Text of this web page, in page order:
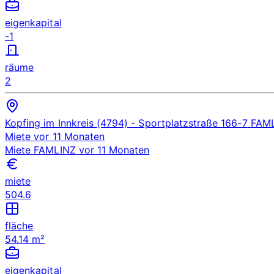
eigenkapital
-1
räume
2
Kopfing im Innkreis (4794) - Sportplatzstraße 166-7
Miete vor 11 Monaten
Miete FAMLINZ vor 11 Monaten
miete
504.6
fläche
54.14 m²
eigenkapital